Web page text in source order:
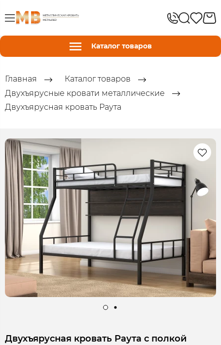
Каталог товаров
Главная
Каталог товаров
Двухъярусные кровати металлические
Двухъярусная кровать Раута
Двухъярусная кровать Раута с полкой